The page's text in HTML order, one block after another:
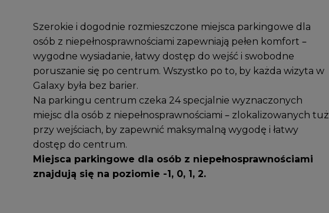
Szerokie i dogodnie rozmieszczone miejsca parkingowe dla
osób z niepełnosprawnościami zapewniają pełen komfort –
wygodne wysiadanie, łatwy dostęp do wejść i swobodne
poruszanie się po centrum. Wszystko po to, by każda wizyta w
Galaxy była bez barier.
Na parkingu centrum czeka 24 specjalnie wyznaczonych
miejsc dla osób z niepełnosprawnościami – zlokalizowanych tuż
przy wejściach, by zapewnić maksymalną wygodę i łatwy
dostęp do centrum.
Miejsca parkingowe dla osób z niepełnosprawnościami
znajdują się na poziomie -1, 0, 1, 2.